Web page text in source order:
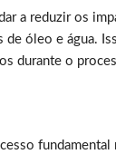
a reduzir os
de óleo e água.
durante o